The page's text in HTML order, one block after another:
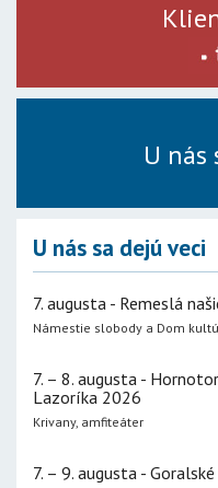
U nás
U nás sa dejú veci
7. augusta - Remeslá
Námestie slobody a Dom
7. – 8. augusta -
Lazoríka 2026
Krivany, amfiteáter
7. – 9. augusta -